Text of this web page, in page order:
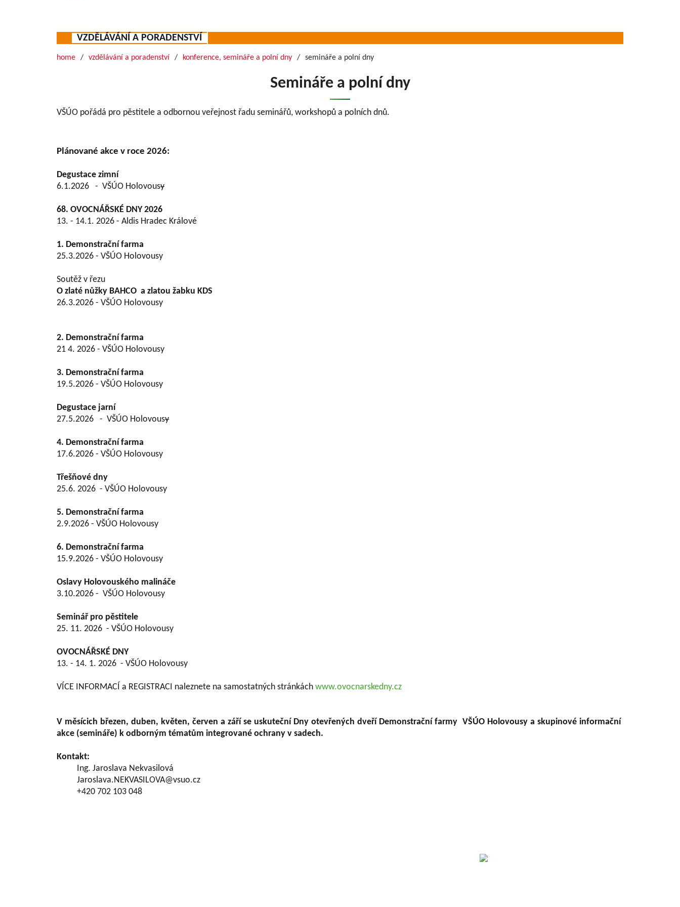
VZDĚLÁVÁNÍ A PORADENSTVÍ
home vzdělávání a poradenství konference, semináře a polní dny semináře a polní dny
Semináře a polní dny
VŠÚO pořádá pro pěstitele a odbornou veřejnost řadu seminářů, workshopů a polních dnů.
Plánované akce v roce 2026:
Degustace zimní
6.1.2026 - VŠÚO Holovousy
68. OVOCNÁŘSKÉ DNY 2026
13. - 14.1. 2026 - Aldis Hradec Králové
1. Demonstrační farma
25.3.2026 - VŠÚO Holovousy
Soutěž v řezu
O zlaté nůžky BAHCO a zlatou žabku KDS
26.3.2026 - VŠÚO Holovousy
2. Demonstrační farma
21 4. 2026 - VŠÚO Holovousy
3. Demonstrační farma
19.5.2026 - VŠÚO Holovousy
Degustace jarní
27.5.2026 - VŠÚO Holovousy
4. Demonstrační farma
17.6.2026 - VŠÚO Holovousy
Třešňové dny
25.6. 2026 - VŠÚO Holovousy
5. Demonstrační farma
2.9.2026 - VŠÚO Holovousy
6. Demonstrační farma
15.9.2026 - VŠÚO Holovousy
Oslavy Holovouského malináče
3.10.2026 - VŠÚO Holovousy
Seminář pro pěstitele
25. 11. 2026 - VŠÚO Holovousy
OVOCNÁŘSKÉ DNY
13. - 14. 1. 2026 - VŠÚO Holovousy
VÍCE INFORMACÍ a REGISTRACI naleznete na samostatných stránkách www.ovocnarskedny.cz
V měsícich březen, duben, květen, červen a září se uskuteční Dny otevřených dveří Demonstrační farmy VŠÚO Holovousy a skupinové informační
akce (semináře) k odborným tématům integrované ochrany v sadech.
Kontakt:
Ing. Jaroslava Nekvasilová
Jaroslava.NEKVASILOVA@vsuo.cz
+420 702 103 048